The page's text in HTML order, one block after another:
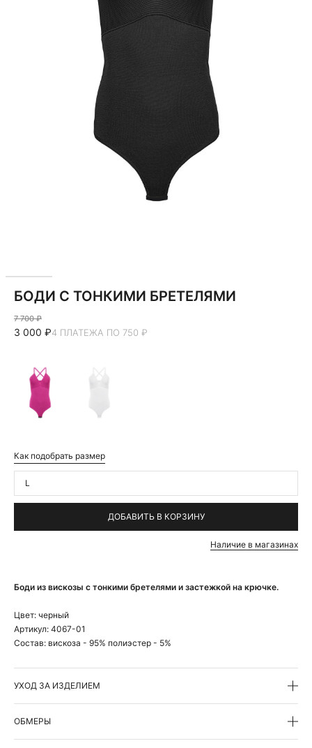
Боди из вискозы с тонкими бретелями и застежкой на крючке.
Цвет: черный
Артикул: 4067-01
Состав: вискоза - 95% полиэстер - 5%
УХОД ЗА ИЗДЕЛИЕМ
ОБМЕРЫ
БОДИ С ТОНКИМИ БРЕТЕЛЯМИ
7 700 ₽
3 000 ₽4 ПЛАТЕЖА ПО 750 ₽
Как подобрать размер
L
ДОБАВИТЬ В КОРЗИНУ
Наличие в магазинах